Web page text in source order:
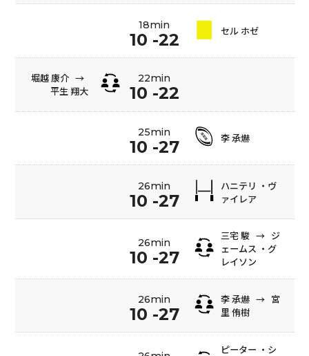
18min
10 -22 セル ホゼ
堀越 康介 →
平生 翔大
22min
10 -22
25min
10 -27 李 承爀
26min
10 -27
ハニテリ ・ヴ
ァイレア
26min
10 -27
三宅 駿 → ジ
ェームス ・グ
レイソン
26min
10 -27
李 承爀 → 宮
里 侑樹
ピーター ・シ